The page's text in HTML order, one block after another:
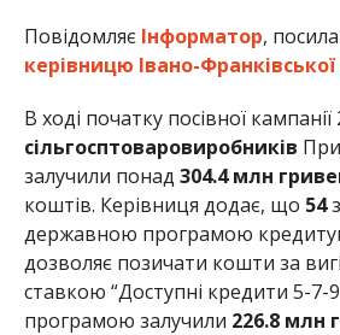
Повідомляє Інформатор,
керівницю Івано-
В ході початку посівної
сільгосптоваровиробників
залучили понад 304.4 млн
коштів. Керівниця додає, що 54
державною програмою
дозволяє позичати кошти за
ставкою “Доступні кредити 5-7-
програмою залучили 226.8 млн